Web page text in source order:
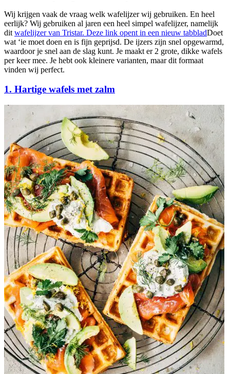
Wij krijgen vaak de vraag welk wafelijzer wij gebruiken. En heel
eerlijk? Wij gebruiken al jaren een heel simpel wafelijzer, namelijk
dit wafelijzer van Tristar. Deze link opent in een nieuw tabbladDoet
wat ‘ie moet doen en is fijn geprijsd. De ijzers zijn snel opgewarmd,
waardoor je snel aan de slag kunt. Je maakt er 2 grote, dikke wafels
per keer mee. Je hebt ook kleinere varianten, maar dit formaat
vinden wij perfect.
1. Hartige wafels met zalm